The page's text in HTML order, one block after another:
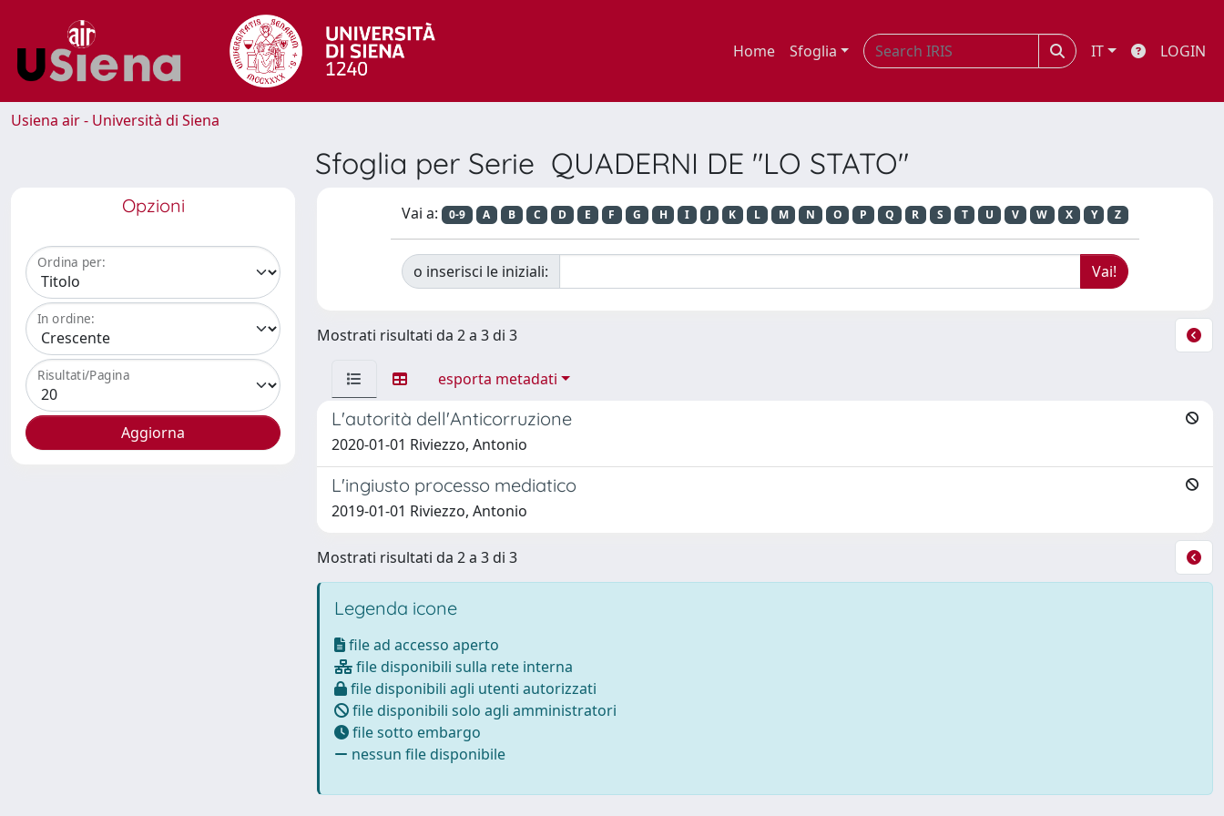
Home Sfoglia IT LOGIN
Usiena air - Università di Siena
Sfoglia per Serie QUADERNI DE "LO STATO"
Opzioni
Ordina per:
In ordine:
Risultati/Pagina
Vai a: 0-9 A B C D E F G H I J K L M N O P Q R S T U V W X Y Z
o inserisci le iniziali:
Mostrati risultati da 2 a 3 di 3
esporta metadati
L'autorità dell'Anticorruzione
2020-01-01 Riviezzo, Antonio
L'ingiusto processo mediatico
2019-01-01 Riviezzo, Antonio
Mostrati risultati da 2 a 3 di 3
Legenda icone
file ad accesso aperto
file disponibili sulla rete interna
file disponibili agli utenti autorizzati
file disponibili solo agli amministratori
file sotto embargo
nessun file disponibile